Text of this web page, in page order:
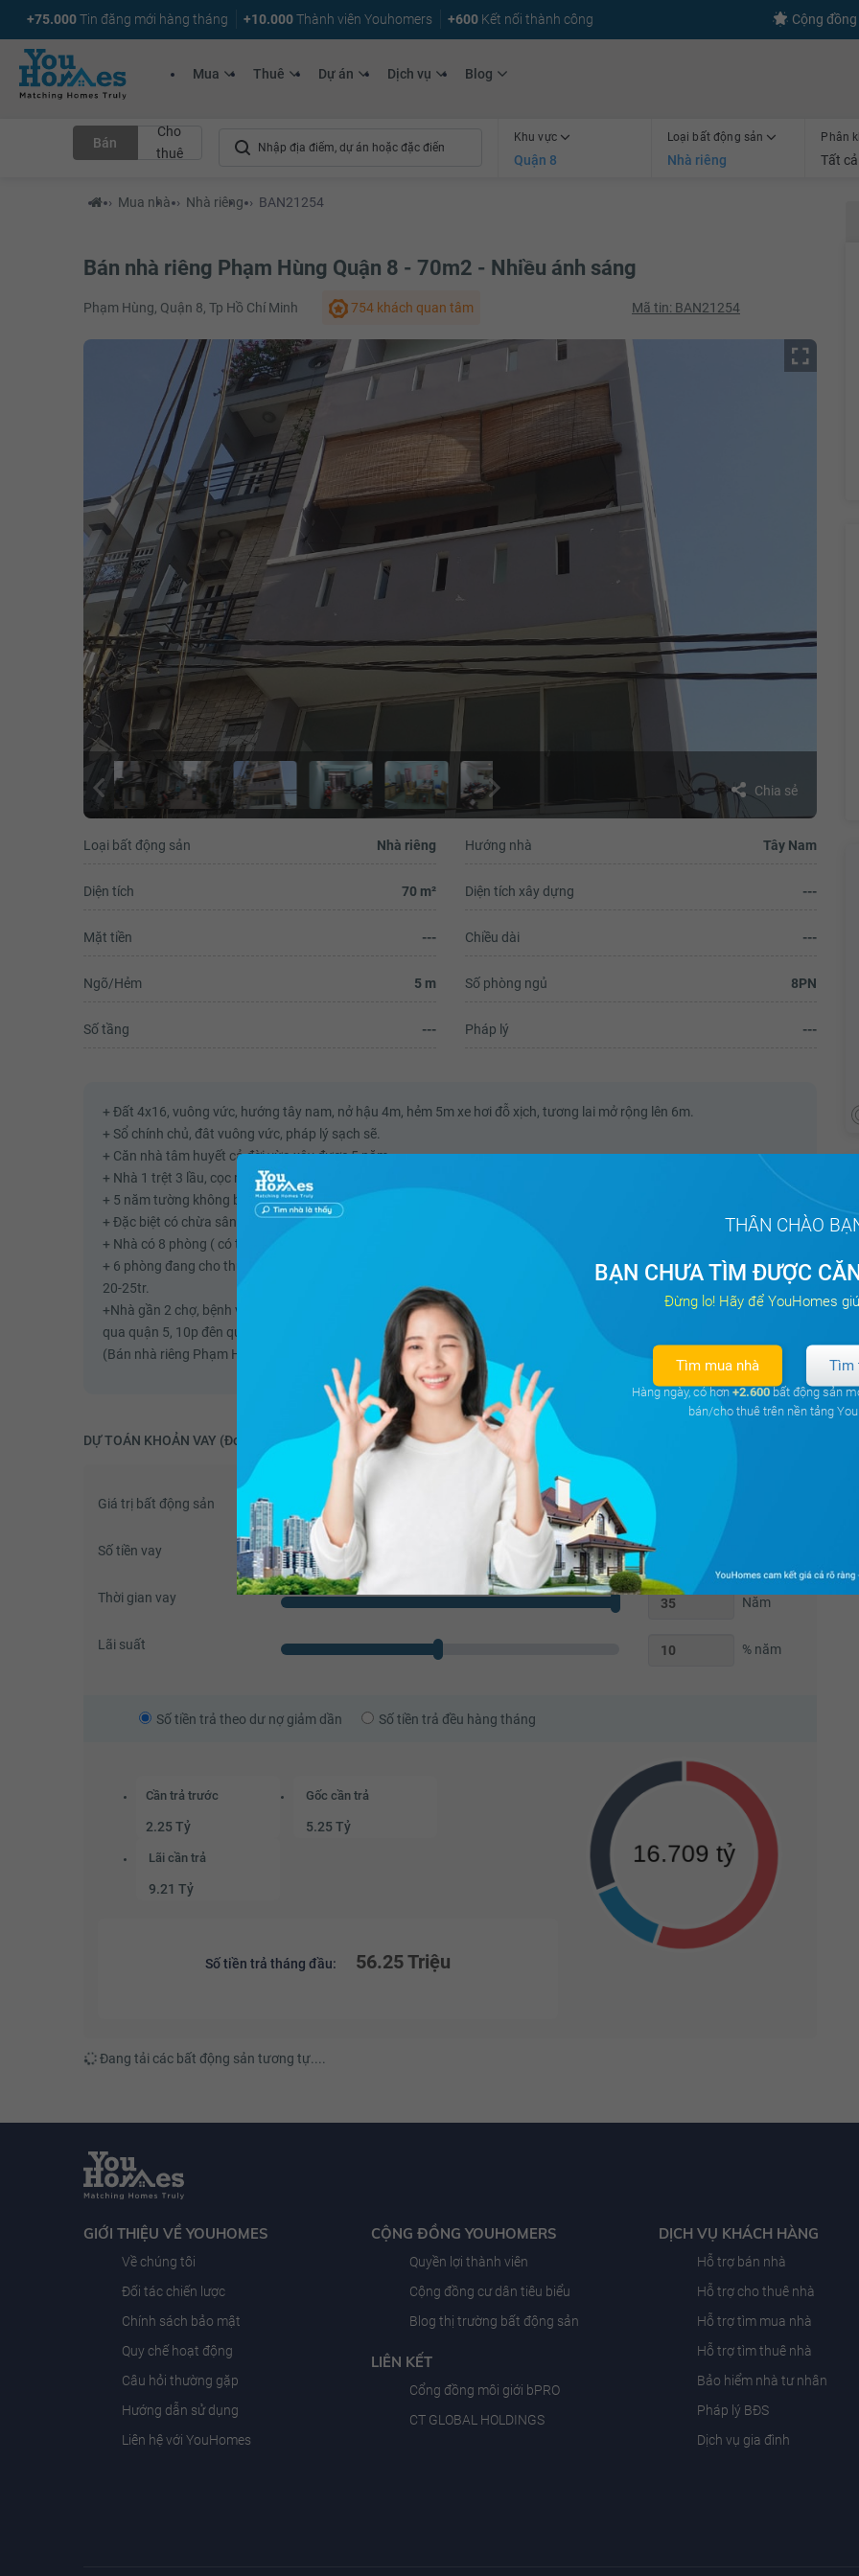
+75.000Tin đăng mới hàng tháng +10.000Thành viên Youhomers +600 Kết nối thành công Cộng
Mua Thuê Dự án Dịch vụ Blog
Bán
Cho
thuê
Khu vực
Quận 8
Loại bất động sản
Nhà riêng
Phân
Tất cả
› Mua nhà › Nhà riêng › BAN21254
Bán nhà riêng Phạm Hùng Quận 8 - 70m2 - Nhiều ánh sáng
Phạm Hùng, Quận 8, Tp Hồ Chí Minh 754 khách quan tâm Mã tin: BAN21254
Chia sẻ
Loại bất động sản Nhà riêng
Diện tích 70 m²
Mặt tiền ---
Ngõ/Hẻm 5 m
Số tầng ---
Hướng nhà Tây Nam
Diện tích xây dựng ---
Chiều dài ---
Số phòng ngủ 8PN
Pháp lý ---
+ Đất 4x16, vuông vức, hướng tây nam, nở hậu 4m, hẻm 5m xe hơi đỗ xịch, tương lai mở rộng lên 6m.
+ Sổ chính chủ, đât vuông vức, pháp lý sạch sẽ.
+ Căn nhà tâm huyết cả đời vừa xây được 5 năm.
+ Nhà 1 trệt 3 lầu, cọc móng chắc chắn, vì là nhà tự xây nên kiểm tra thợ làm rất kĩ.
+ 5 năm tường không bị nứt miếng nào, nhà lau dọn sạch sẽ mỗi ngày nên lúc nào cũng rất mới, đẹp, thoáng mát.
+ Đặc biệt có chừa sân sau nên gió lúc nào cũng lồng lộng, đường trước nhà sạch sẽ, êm đẹp.
+ Nhà có 8 phòng ( có thể cho thuê 6 phòng), 8 nhà vệ sinh, gian bếp đã đóng tủ kệ đầy đủ.
+ 6 phòng đang cho thuê kín, thu nhập đều hàng tháng từ 18-20. Tương lai có thể tăng giá phòng và thu nhập sẽ lên
20-25tr.
+Nhà gần 2 chợ, bệnh viện, trường tiểu học, THCS, THPT, phòng gym, thuận tiện đi lại giữa với các quận trung tâm (5p
qua quận 5, 10p đên quận 1).
(Bán nhà riêng Phạm Hùng Quận 8 - 70m2 - Nhiều ánh sáng - Mua nhà riêng)
DỰ TOÁN KHOẢN VAY (Đơn vị: VNĐ)
Giá trị bất động sản
Số tiền vay
Thời gian vay Năm
Lãi suất % năm
Số tiền trả theo dư nợ giảm dần Số tiền trả đều hàng tháng
Cần trả trước
2.25 Tỷ
Gốc cần trả
5.25 Tỷ
Lãi cần trả
9.21 Tỷ
Số tiền trả tháng đầu: 56.25 Triệu
Đang tải các bất động sản tương tự....
GIỚI THIỆU VỀ YOUHOMES
Về chúng tôi
Đối tác chiến lược
Chính sách bảo mật
Quy chế hoạt động
Câu hỏi thường gặp
Hướng dẫn sử dụng
Liên hệ với YouHomes
CỘNG ĐỒNG YOUHOMERS
Quyền lợi thành viên
Cộng đồng cư dân tiêu biểu
Blog thị trường bất động sản
LIÊN KẾT
Cổng đồng môi giới bPRO
CT GLOBAL HOLDINGS
DỊCH VỤ KHÁCH HÀNG
Hỗ trợ bán nhà
Hỗ trợ cho thuê nhà
Hỗ trợ tìm mua nhà
Hỗ trợ tìm thuê nhà
Bảo hiểm nhà tư nhân
Pháp lý BĐS
Dịch vụ gia đình
THÂN CHÀO
BẠN CHƯA TÌM ĐƯỢC
Đừng lo! Hãy để YouHomes
Tìm mua nhà Tìm
Hàng ngày, có hơn+2.600bất động sản
bán/cho thuê trên nền tảng